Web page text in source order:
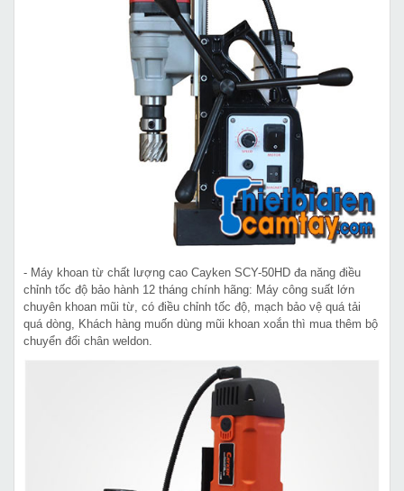
- Máy khoan từ chất lượng cao Cayken SCY-50HD đa năng điều
chỉnh tốc độ bảo hành 12 tháng chính hãng: Máy công suất lớn
chuyên khoan mũi từ, có điều chỉnh tốc độ, mạch bảo vệ quá tải
quá dòng, Khách hàng muốn dùng mũi khoan xoắn thì mua thêm bộ
chuyển đổi chân weldon.